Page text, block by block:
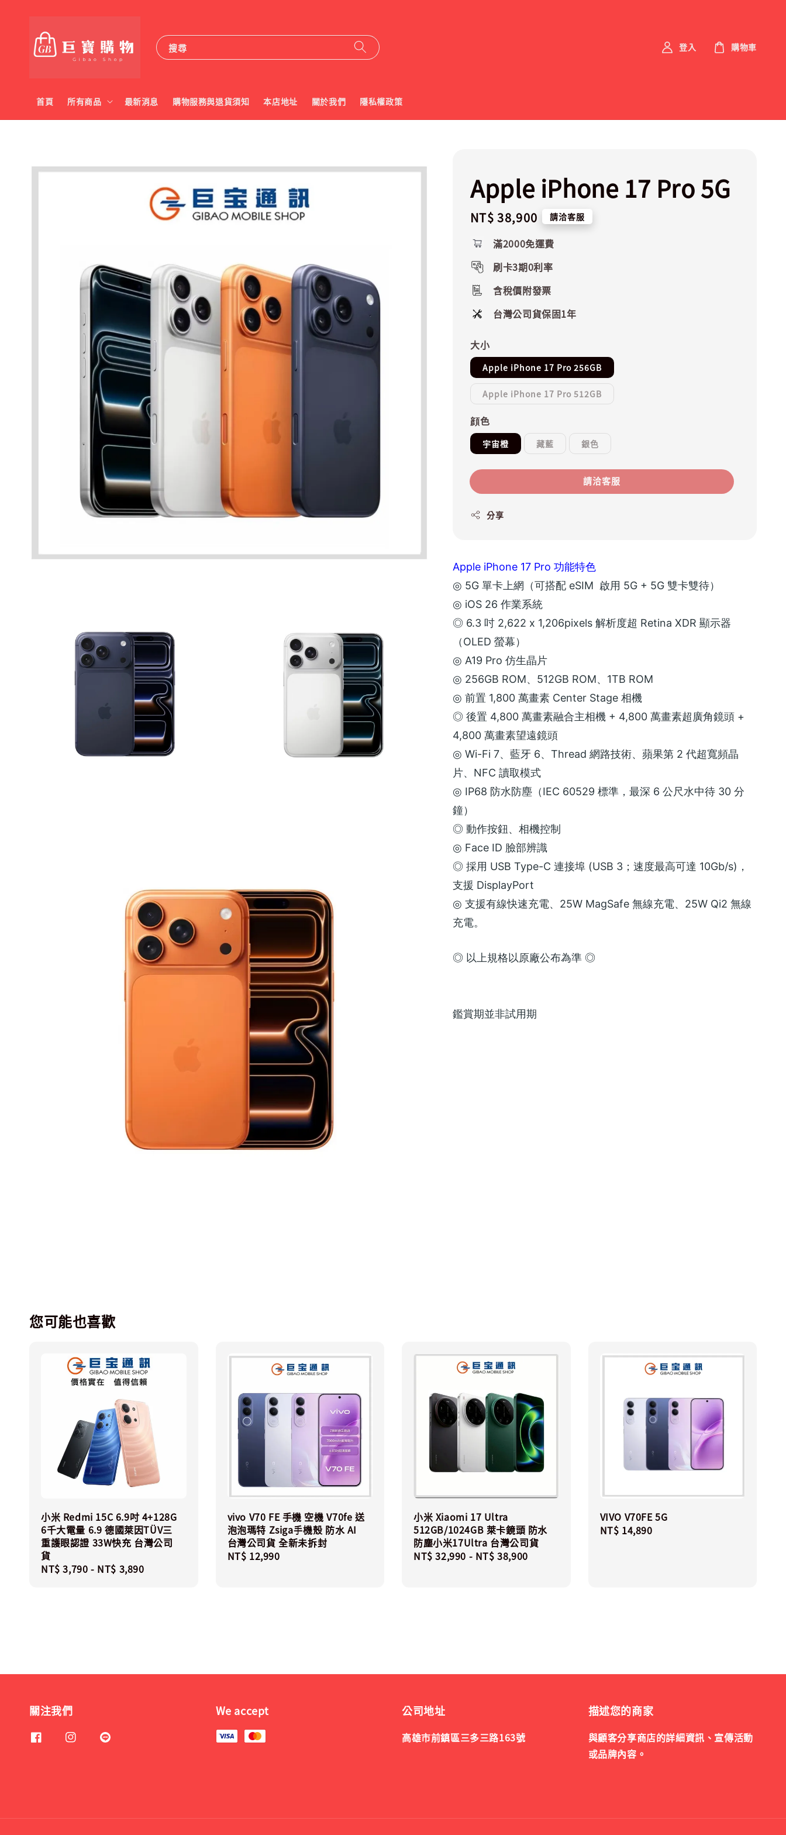
搜尋
首頁 所有商品 最新消息 購物服務與退貨須知 本店地址 關於我們 隱私權政策
登入 購物車
Apple iPhone 17 Pro 5G
Regular
price
NT$ 38,900 請洽客服
滿2000免運費
刷卡3期0利率
含稅價附發票
台灣公司貨保固1年
大小
Apple iPhone 17 Pro 256GB
Apple iPhone 17 Pro 512GB
顔色
宇宙橙 藏藍 銀色
請洽客服
分享
Apple iPhone 17 Pro 功能特色
◎ 5G 單卡上網（可搭配 eSIM 啟用 5G + 5G 雙卡雙待）
◎ iOS 26 作業系統
◎ 6.3 吋 2,622 x 1,206pixels 解析度超 Retina XDR 顯示器
（OLED 螢幕）
◎ A19 Pro 仿生晶片
◎ 256GB ROM、512GB ROM、1TB ROM
◎ 前置 1,800 萬畫素 Center Stage 相機
◎ 後置 4,800 萬畫素融合主相機 + 4,800 萬畫素超廣角鏡頭 +
4,800 萬畫素望遠鏡頭
◎ Wi-Fi 7、藍牙 6、Thread 網路技術、蘋果第 2 代超寬頻晶
片、NFC 讀取模式
◎ IP68 防水防塵（IEC 60529 標準，最深 6 公尺水中待 30 分
鐘）
◎ 動作按鈕、相機控制
◎ Face ID 臉部辨識
◎ 採用 USB Type-C 連接埠 (USB 3；速度最高可達 10Gb/s)，
支援 DisplayPort
◎ 支援有線快速充電、25W MagSafe 無線充電、25W Qi2 無線
充電。
◎ 以上規格以原廠公布為準 ◎
鑑賞期並非試用期
您可能也喜歡
小米 Redmi 15C 6.9吋 4+128G
6千大電量 6.9 德國萊因TÜV三
重護眼認證 33W快充 台灣公司
貨
Regular
NT$ 3,790 - NT$ 3,890
vivo V70 FE 手機 空機 V70fe 送
泡泡瑪特 Zsiga手機殼 防水 AI
台灣公司貨 全新未拆封
Regular
NT$ 12,990
小米 Xiaomi 17 Ultra
512GB/1024GB 萊卡鏡頭 防水
防塵小米17Ultra 台灣公司貨
Regular
NT$ 32,990 - NT$ 38,900
VIVO V70FE 5G
Regular
NT$ 14,890
關注我們 We accept 公司地址
高雄市前鎮區三多三路163號
描述您的商家
與顧客分享商店的詳細資訊、宣傳活動
或品牌內容。